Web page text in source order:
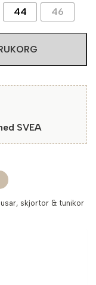
44 46
SVEA
skjortor & tunikor